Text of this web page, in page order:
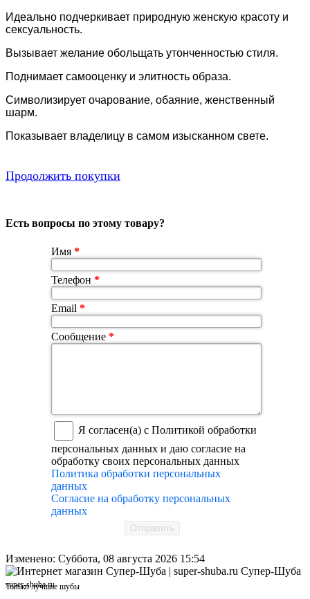
Идеально подчеркивает природную женскую красоту и
сексуальность.
Вызывает желание обольщать утонченностью стиля.
Поднимает самооценку и элитность образа.
Символизирует очарование, обаяние, женственный
шарм.
Показывает владелицу в самом изысканном свете.
Продолжить покупки
Есть вопросы по этому товару?
Имя *
Телефон *
Email *
Сообщение *
Я согласен(а) с Политикой обработки
персональных данных и даю согласие на
обработку своих персональных данных
Политика обработки персональных
данных
Согласие на обработку персональных
данных
Отправить
Изменено: Суббота, 08 августа 2026 15:54
Супер-Шуба
super-shuba.ru
Только лучшие шубы